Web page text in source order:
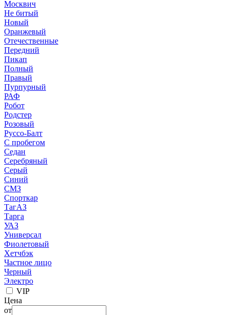
Москвич
Не битый
Новый
Оранжевый
Отечественные
Передний
Пикап
Полный
Правый
Пурпурный
РАФ
Робот
Родстер
Розовый
Руссо-Балт
С пробегом
Седан
Серебряный
Серый
Синий
СМЗ
Спорткар
ТагАЗ
Тарга
УАЗ
Универсал
Фиолетовый
Хетчбэк
Частное лицо
Черный
Электро
VIP
Цена
от